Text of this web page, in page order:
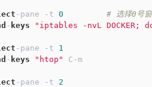
-pane -t 0
# 选择0号
- keys "iptables -nvL DOCKER;
-pane -t 1
- keys "htop" C-m
-pane -t 2